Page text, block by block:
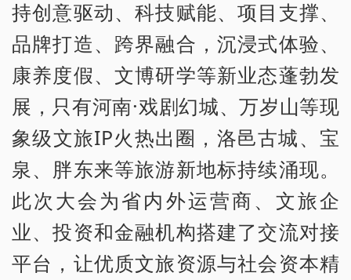
持创意驱动、科技赋能、项目支撑、
品牌打造、跨界融合，沉浸式体验、
康养度假、文博研学等新业态蓬勃发
展，只有河南·戏剧幻城、万岁山等现
象级文旅IP火热出圈，洛邑古城、宝
泉、胖东来等旅游新地标持续涌现。
此次大会为省内外运营商、文旅企
业、投资和金融机构搭建了交流对接
平台，让优质文旅资源与社会资本精